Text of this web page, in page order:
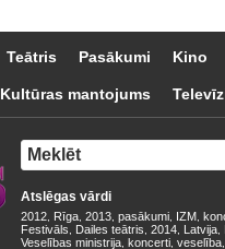
Teātris Pasākumi Kino
Kultūras mantojums
Atslēgas vārdi
2012 Rīga 2013 pasākumi IZM
Festivāls
Dailes teātris 2014 Latvija
Veselības ministrija koncerti veselība